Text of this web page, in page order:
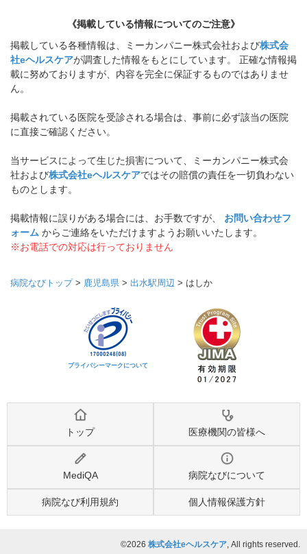
《掲載している情報についてのご注意》
掲載している各種情報は、ミーカンパニー株式会社および株式会
社eヘルスケアが調査した情報をもとにしています。 正確な情報掲
載に努めておりますが、内容を完全に保証するものではありませ
ん。
掲載されている医院を受診される場合は、事前に必ず該当の医院
に直接ご確認ください。
当サービスによって生じた損害について、ミーカンパニー株式会
社および株式会社eヘルスケアではその賠償の責任を一切負わない
ものとします。
掲載情報に誤りがある場合には、お手数ですが、 お問い合わせフ
ォーム からご連絡をいただけますようお願いいたします。
※お電話での対応は行っておりません
病院なびトップ> 鹿児島県 > 出水駅周辺 > はしか
プライバシーマークについて
トップ 医療機関の皆様へ
MediQA 病院なびについて
病院なび利用規約 個人情報保護方針
©2026 株式会社eヘルスケア, All rights reserved.